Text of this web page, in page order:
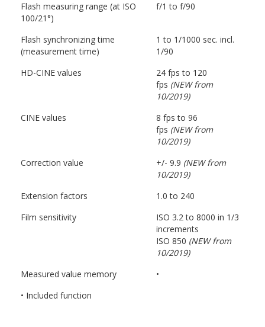
Flash measuring range (at ISO
100/21°)
f/1 to f/90
Flash synchronizing time
(measurement time)
1 to 1/1000 sec. incl.
1/90
HD-CINE values
24 fps to 120
fps (NEW from
10/2019)
CINE values
8 fps to 96
fps (NEW from
10/2019)
Correction value
+/- 9.9 (NEW from
10/2019)
Extension factors
1.0 to 240
Film sensitivity
ISO 3.2 to 8000 in 1/3
increments
ISO 850 (NEW from
10/2019)
Measured value memory
•
• Included function